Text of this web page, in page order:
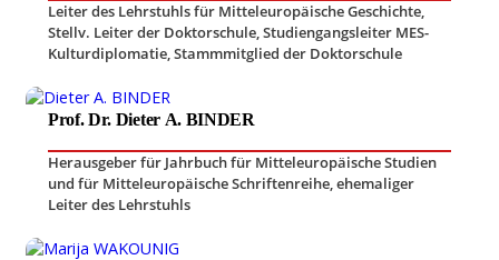
Leiter des Lehrstuhls für Mitteleuropäische Geschichte,
Stellv. Leiter der Doktorschule, Studiengangsleiter MES-
Kulturdiplomatie,Stammmitglied der Doktorschule
Prof. Dr. Dieter A. BINDER
Herausgeber für Jahrbuch für Mitteleuropäische Studien
und für Mitteleuropäische Schriftenreihe,ehemaliger
Leiter des Lehrstuhls